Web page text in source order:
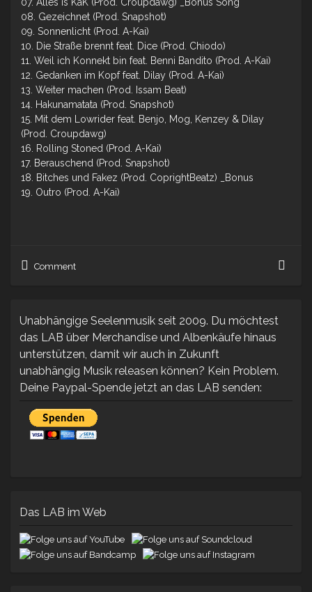
08. Gezeichnet (Prod. Snapshot)
09. Sonnenlicht (Prod. A-Kai)
10. Die Straße brennt feat. Dice (Prod. Chiodo)
11. Weil ich Konnekt bin feat. Benni Bandito (Prod. A-Kai)
12. Gedanken im Kopf feat. Dilay (Prod. A-Kai)
13. Weiter machen (Prod. Issam Beat)
14. Hakunamatata (Prod. Snapshot)
15. Mit dem Lowrider feat. Benjo, Mog, Kenzey & Dilay
(Prod. Croupdawg)
16. Rolling Stoned (Prod. A-Kai)
17. Berauschend (Prod. Snapshot)
18. Bitches und Fakez (Prod. CoprightBeatz) _Bonus
19. Outro (Prod. A-Kai)
Comment
Unabhängige Seelenmusik seit 2009. Du möchtest
das LAB über Merchandise und Albenkäufe hinaus
unterstützen, damit wir auch in Zukunft
unabhängig Musik releasen können? Kein Problem.
Deine Paypal-Spende jetzt an das LAB senden:
Das LAB im Web